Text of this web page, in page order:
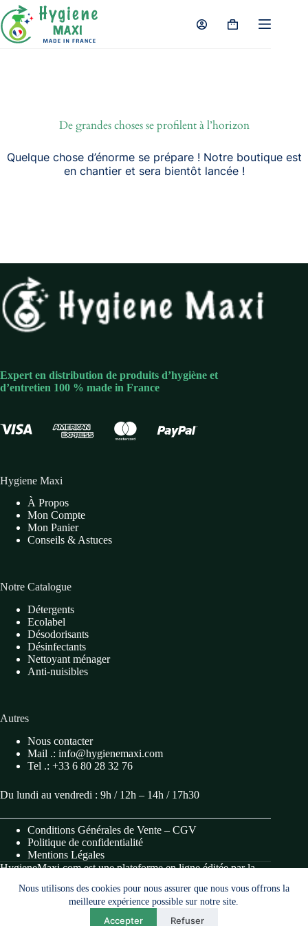
Passer
au
contenu
Nous utilisons des cookies pour nous assurer que nous vous offrons la
meilleure expérience possible sur notre site.
Accepter Refuser
Panier
De grandes choses se profilent à l’horizon
Quelque chose d’énorme se prépare ! Notre boutique est
en chantier et sera bientôt lancée !
Expert en distribution de produits d’hygiène et
d’entretien 100 % made in France
Hygiene Maxi
À Propos
Mon Compte
Mon Panier
Conseils & Astuces
Notre Catalogue
Détergents
Ecolabel
Désodorisants
Désinfectants
Nettoyant ménager
Anti-nuisibles
Autres
Nous contacter
Mail .: info@hygienemaxi.com
Tel .: +33 6 80 28 32 76
Du lundi au vendredi : 9h / 12h – 14h / 17h30
Conditions Générales de Vente – CGV
Politique de confidentialité
Mentions Légales
HygieneMaxi.com est une plateforme en ligne éditée par la
984 489 989 00017).